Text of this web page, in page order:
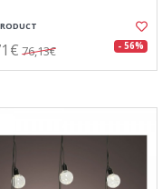
76,13€ - 56%